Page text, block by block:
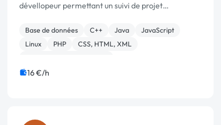
dévellopeur permettant un suivi de projet
et spécialisation php / SQL / Javascript et
référencement. E...
Base de données C++ Java
JavaScript
Linux
PHP
CSS, HTML, XML
Migration ou refonte de site
16 €/h